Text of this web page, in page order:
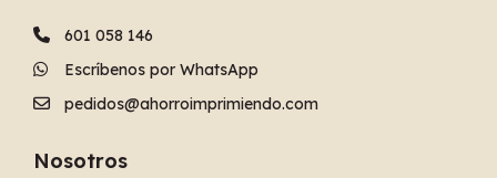
601 058 146
Escríbenos por WhatsApp
pedidos@ahorroimprimiendo.com
Nosotros